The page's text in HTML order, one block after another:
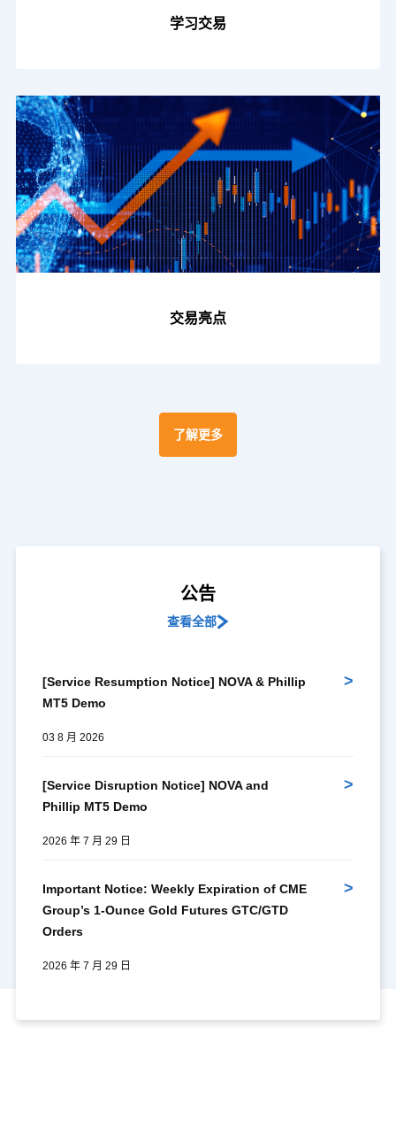
学习交易
交易亮点
了解更多
公告
查看全部
[Service Resumption Notice] NOVA & Phillip
MT5 Demo
03 8 月 2026
>
[Service Disruption Notice] NOVA and
Phillip MT5 Demo
2026 年 7 月 29 日
>
Important Notice: Weekly Expiration of CME
Group’s 1-Ounce Gold Futures GTC/GTD
Orders
2026 年 7 月 29 日
>